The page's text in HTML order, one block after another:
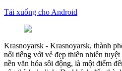
Tải xuống cho Android
Krasnoyarsk - Krasnoyarsk, thành
nổi tiếng với vẻ đẹp thiên nhiên
nền văn hóa sôi động, là một điểm